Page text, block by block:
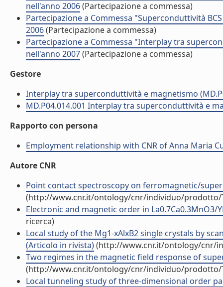
nell'anno 2006(Partecipazione a commessa)
Partecipazione a Commessa "Superconduttività
2006(Partecipazione a commessa)
Partecipazione a Commessa "Interplay tra
nell'anno 2007(Partecipazione a commessa)
Gestore
Interplay tra superconduttività e magnetismo
MD.P04.014.001 Interplay tra superconduttività e
Rapporto con persona
Employment relationship with CNR of Anna Maria
Autore CNR
Point contact spectroscopy on ferromagnetic/
(http://www.cnr.it/ontology/cnr/individuo/prodotto/
Electronic and magnetic order in
ricerca)
Local study of the Mg1-xAlxB2 single crystals by
(Articolo in rivista)(http://www.cnr.it/ontology/cnr/
Two regimes in the magnetic field response of
(http://www.cnr.it/ontology/cnr/individuo/prodotto/
Local tunneling study of three-dimensional order